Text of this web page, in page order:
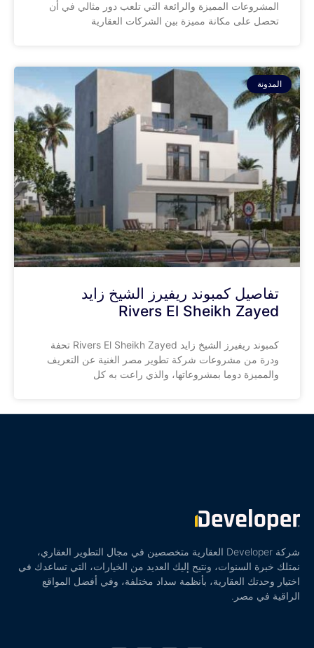
المشروعات المميزة والرائعة التي تلعب دور مثالي في أن
تحصل على مكانة مميزة بين الشركات العقارية
المدونة
تفاصيل كمبوند ريفيرز الشيخ زايد
Rivers El Sheikh Zayed
كمبوند ريفيرز الشيخ زايد Rivers El Sheikh Zayed تحفة
ودرة من مشروعات شركة تطوير مصر الغنية عن التعريف
والمميزة دوما بمشروعاتها، والذي راعت به كل
شركة Developer العقارية متخصصين في مجال التطوير العقاري،
نمتلك خبرة السنوات، ونتيح إليك العديد من الخيارات، التي تساعدك في
اختيار وحدتك العقارية، بأنظمة سداد مختلفة، وفي أفضل المواقع
الراقية في مصر.